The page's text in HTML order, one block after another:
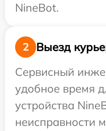
NineBot.
2
Выезд
Сервисный
удобное время
устройства
неисправности